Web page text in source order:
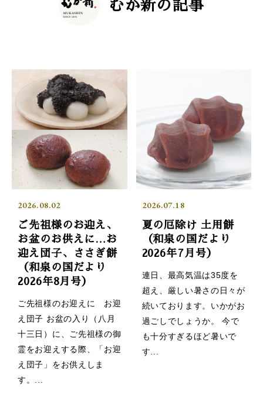
むか新の記事
2026.08.02
ご先祖様のお迎え、
お盆のお供えに…お
迎え団子、ささぎ餅
（和泉の国だより
2026年8月号）
ご先祖様のお迎えに お迎
え団子 お盆の入り（八月
十三日）に、ご先祖様の御
霊をお迎えする際、「お迎
え団子」をお供えしま
す。...
2026.07.18
夏の厄除け 土用餅
（和泉の国だより
2026年7月号）
連日、最高気温は35度を
超え、厳しい暑さの日々が
続いております。いかがお
過ごしでしょうか。 今で
も十分すぎるほど暑いで
す...